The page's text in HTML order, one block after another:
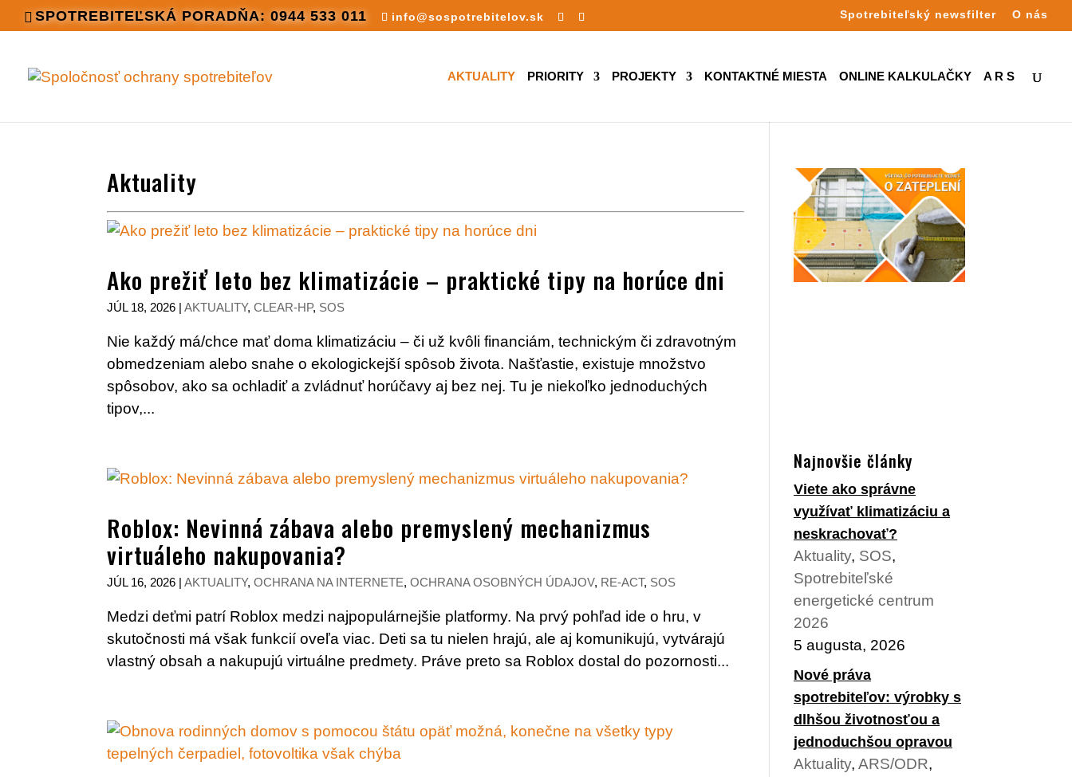
SPOTREBITEĽSKÁ PORADŇA: 0944 533 011 info@sospotrebitelov.sk Spotrebiteľský newsfilter O nás
AKTUALITY PRIORITY PROJEKTY KONTAKTNÉ MIESTA ONLINE KALKULAČKY A R S
Aktuality
Ako prežiť leto bez klimatizácie – praktické tipy na horúce dni
JÚL 18, 2026 |AKTUALITY,CLEAR-HP, SOS
Nie každý má/chce mať doma klimatizáciu – či už kvôli financiám, technickým či zdravotným
obmedzeniam alebo snahe o ekologickejší spôsob života. Našťastie, existuje množstvo
spôsobov, ako sa ochladiť a zvládnuť horúčavy aj bez nej. Tu je niekoľko jednoduchých
tipov,...
Roblox: Nevinná zábava alebo premyslený mechanizmus
virtuáleho nakupovania?
JÚL 16, 2026 |AKTUALITY,OCHRANA NA INTERNETE,OCHRANA OSOBNÝCH ÚDAJOV, RE-ACT, SOS
Medzi deťmi patrí Roblox medzi najpopulárnejšie platformy. Na prvý pohľad ide o hru, v
skutočnosti má však funkcií oveľa viac. Deti sa tu nielen hrajú, ale aj komunikujú, vytvárajú
vlastný obsah a nakupujú virtuálne predmety. Práve preto sa Roblox dostal do pozornosti...
Najnovšie články
Viete ako správne
využívať klimatizáciu a
neskrachovať?
Aktuality, SOS,
Spotrebiteľské
energetické centrum
2026
5 augusta, 2026
Nové práva
spotrebiteľov: výrobky s
dlhšou životnosťou a
jednoduchšou opravou
Aktuality, ARS/ODR,